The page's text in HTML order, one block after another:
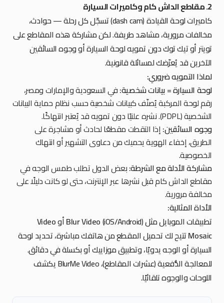
2. مقاطع الداش كام وكاميرات السيارة
كاميرات لوحة القيادة (dash cam) تسجّل كل رحلة — حوادث،
مخالفات مرورية، مشاهد طريفة. لكن مشاركة هذه المقاطع على
تويتر أو تيك توك دون تمويه لوحة السيارة أو وجوه السائقين
الآخرين قد يُعرّضك لمسائلة قانونية.
لماذا التمويه ضروري:
لوحة السيارة = بيانات شخصية:في السعودية والإمارات ومصر،
رقم لوحة المركبة يُصنّف كبيانات شخصية حسب نظام حماية البيانات
الشخصية (PDPL). نشره علنيًا دون تمويه قد يُعتبر انتهاكًا.
وجوه السائقين:إذا التقطت مقطعًا لحادث أو مشاجرة على
الطريق، إخفاء الهوية يحميك من دعاوى التشهير أو انتهاك
الخصوصية.
مشاركة الأدلة مع الشرطة:بعض الدول تطلب طمس الوجه في
مقاطع الداش كام قبل نشرها عبر الإنترنت، حتى لو كانت دليلًا على
مخالفة مرورية.
الأداة المثالية:
تطبيقات الموبايل مثل
Blur Video(iOS/Android) أو
Video
Mosaicتتيح لك تحميل المقطع من هاتفك مباشرة، تحديد لوحة
السيارة أو الوجه يدويًا، وتطبيق موزاييك أو بكسلة في دقائق.
للمعالجة الدُّفعية (عشرات المقاطع)، BlurMe Video يكشف
اللوحات والوجوه تلقائيًا.